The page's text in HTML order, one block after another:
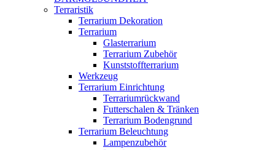
Terraristik
Terrarium Dekoration
Terrarium
Glasterrarium
Terrarium Zubehör
Kunststoffterrarium
Werkzeug
Terrarium Einrichtung
Terrariumrückwand
Futterschalen & Tränken
Terrarium Bodengrund
Terrarium Beleuchtung
Lampenzubehör